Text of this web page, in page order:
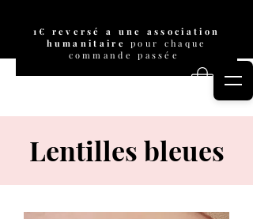
1€ reversé a une association
humanitairepour chaque
commande passée
Pimp eyes
Lentilles bleues